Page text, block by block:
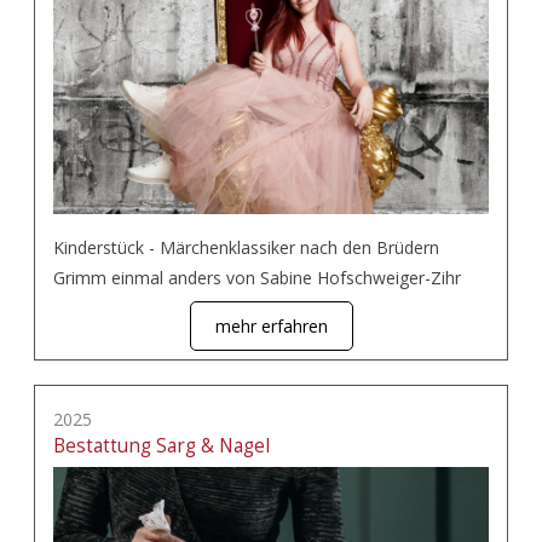
Kinderstück - Märchenklassiker nach den Brüdern
Grimm einmal anders von Sabine Hofschweiger-Zihr
mehr erfahren
2025
Bestattung Sarg & Nagel